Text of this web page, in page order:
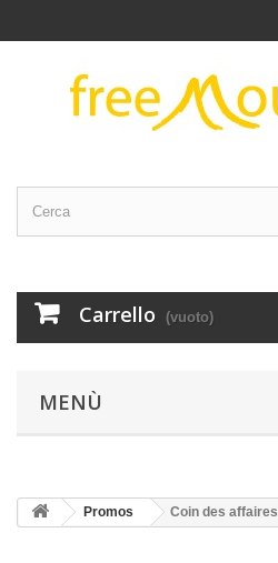
Carrello (vuoto)
MENÙ
Promos Coin des affaires